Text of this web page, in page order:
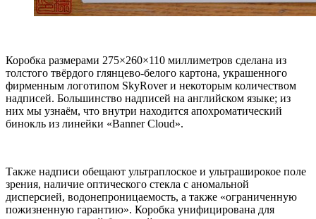
Коробка размерами 275×260×110 миллиметров сделана из
толстого твёрдого глянцево-белого картона, украшенного
фирменным логотипом SkyRover и некоторым количеством
надписей. Большинство надписей на английском языке; из
них мы узнаём, что внутри находится апохроматический
бинокль из линейки «Banner Cloud».
Также надписи обещают ультраплоское и ультраширокое поле
зрения, наличие оптического стекла с аномальной
дисперсией, водонепроницаемость, а также «ограниченную
пожизненную гарантию». Коробка унифицирована для